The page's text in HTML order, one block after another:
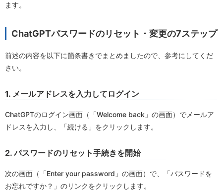
ます。
ChatGPTパスワードのリセット・変更の7ステップ
前述の内容を以下に箇条書きでまとめましたので、参考にしてくだ
さい。
1. メールアドレスを入力してログイン
ChatGPTのログイン画面（「Welcome back」の画面）でメールア
ドレスを入力し、「続ける」をクリックします。
2. パスワードのリセット手続きを開始
次の画面（「Enter your password」の画面）で、「パスワードを
お忘れですか？」のリンクをクリックします。